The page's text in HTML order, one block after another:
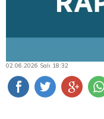
02.06.2026 Salı 18:32